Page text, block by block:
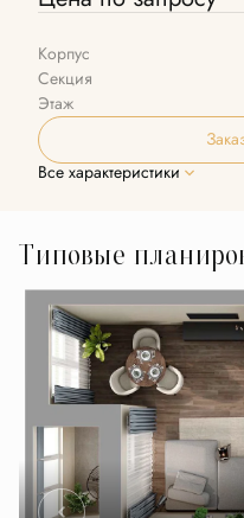
Корпус
Секция
Этаж
Все характеристики
Типовые